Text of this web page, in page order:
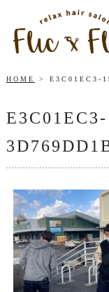
HOME E3C01EC3-